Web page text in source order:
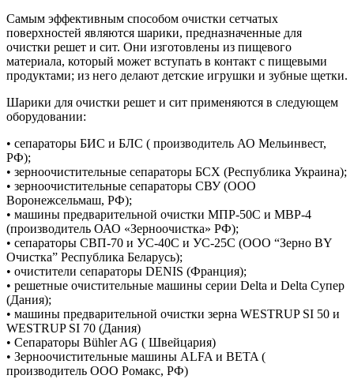
Самым эффективным способом очистки сетчатых
поверхностей являются шарики, предназначенные для
очистки решет и сит. Они изготовлены из пищевого
материала, который может вступать в контакт с пищевыми
продуктами; из него делают детские игрушки и зубные щетки.
Шарики для очистки решет и сит применяются в следующем
оборудовании:
• сепараторы БИС и БЛС ( производитель АО Мельинвест,
РФ);
• зерноочистительные сепараторы БСХ (Республика Украина);
• зерноочистительные сепараторы СВУ (ООО
Воронежсельмаш, РФ);
• машины предварительной очистки МПР-50С и МВР-4
(производитель ОАО «Зерноочистка» РФ);
• сепараторы CВП-70 и УС-40С и УС-25С (ООО “Зерно BY
Очистка” Республика Беларусь);
• очистители сепараторы DENIS (Франция);
• решетные очистительные машины серии Delta и Delta Супер
(Дания);
• машины предварительной очистки зерна WESTRUP SI 50 и
WESTRUP SI 70 (Дания)
• Сепараторы Bühler AG ( Швейцария)
• Зерноочистительные машины ALFA и BETA (
производитель ООО Ромакс, РФ)